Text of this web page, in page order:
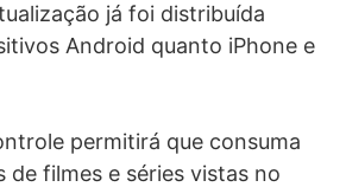
já foi distribuída
Android quanto iPhone e
permitirá que consuma
de filmes e séries vistas no